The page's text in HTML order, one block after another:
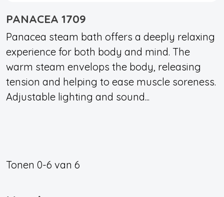
PANACEA 1709
Panacea steam bath offers a deeply relaxing
experience for both body and mind. The
warm steam envelops the body, releasing
tension and helping to ease muscle soreness.
Adjustable lighting and sound...
Tonen 0-6 van 6